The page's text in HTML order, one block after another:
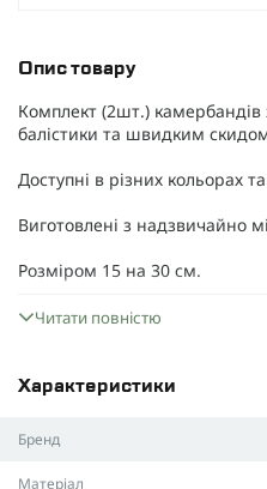
Опис товару
Комплект (2шт.)
балістики та швидким
Доступні в різних кольорах
Виготовлені з надзвичайно
Розміром 15 на 30 см.
Читати повністю
Характеристики
Бренд
Матеріал